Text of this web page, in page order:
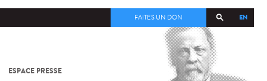
EN
FAITES UN DON
ESPACE PRESSE